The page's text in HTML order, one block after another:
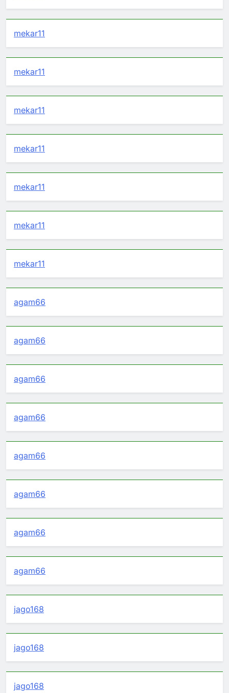
mekar11
mekar11
mekar11
mekar11
mekar11
mekar11
mekar11
agam66
agam66
agam66
agam66
agam66
agam66
agam66
agam66
jago168
jago168
jago168